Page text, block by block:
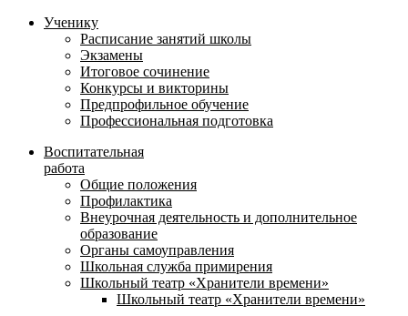
Ученику
Расписание занятий школы
Экзамены
Итоговое сочинение
Конкурсы и викторины
Предпрофильное обучение
Профессиональная подготовка
Воспитательная
работа
Общие положения
Профилактика
Внеурочная деятельность и дополнительное
образование
Органы самоуправления
Школьная служба примирения
Школьный театр «Хранители времени»
Школьный театр «Хранители времени»